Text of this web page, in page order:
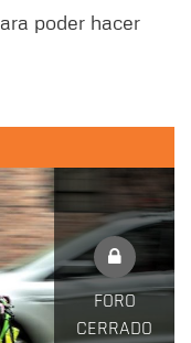
poder hacer
FORO
CERRADO